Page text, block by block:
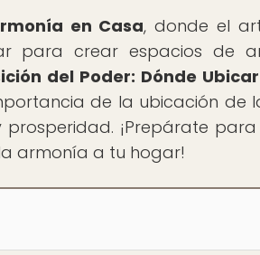
en Casa, donde el
para crear espacios de
del Poder: Dónde
de la ubicación de
prosperidad. ¡Prepárate
armonía a tu hogar!